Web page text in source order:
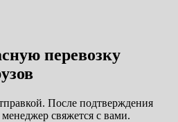
перевозку
После подтверждения
менеджер свяжется с вами.